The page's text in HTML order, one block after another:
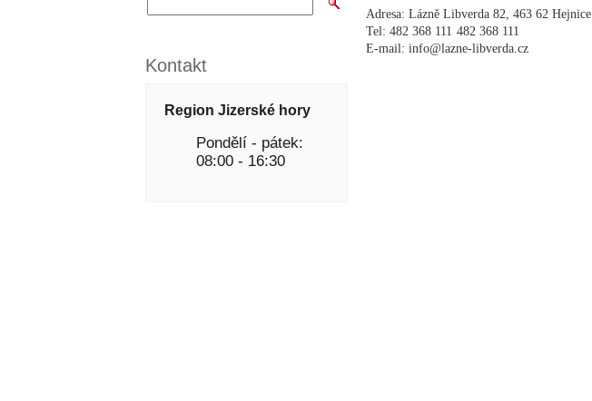
Adresa: Lázně Libverda 82, 463 62 Hejnice
Tel: 482 368 111 482 368 111
E-mail: info@lazne-libverda.cz
Kontakt
Region Jizerské hory
Pondělí - pátek:
08:00 - 16:30